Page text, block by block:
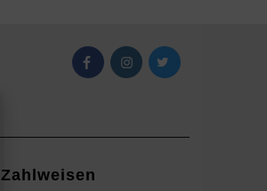
Zahlweisen